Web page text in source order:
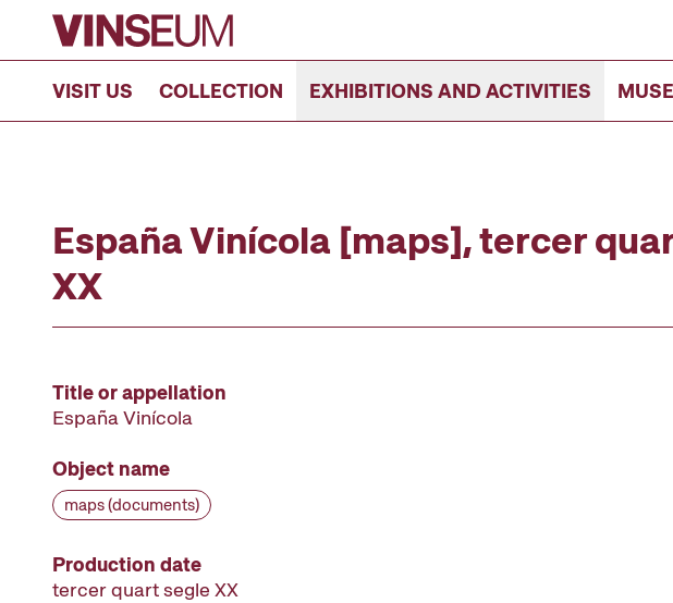
Go to content
VISIT US COLLECTION EXHIBITIONS AND ACTIVITIES
España Vinícola [maps], tercer
XX
Title or appellation
España Vinícola
Object name
maps (documents)
Production date
tercer quart segle XX